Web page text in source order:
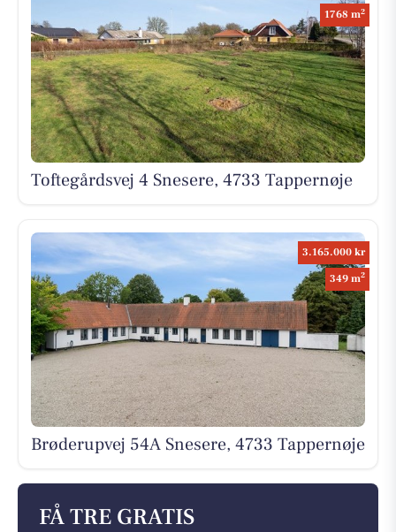
1768 m2
Toftegårdsvej 4 Snesere, 4733 Tappernøje
3.165.000 kr
349 m2
Brøderupvej 54A Snesere, 4733 Tappernøje
FÅ TRE GRATIS